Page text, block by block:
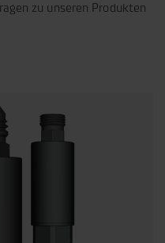
zu unseren Produkten